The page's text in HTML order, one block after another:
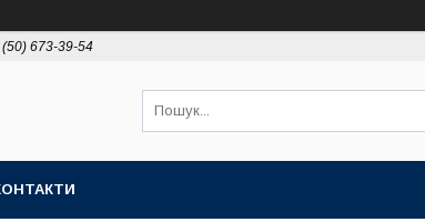
673-39-54